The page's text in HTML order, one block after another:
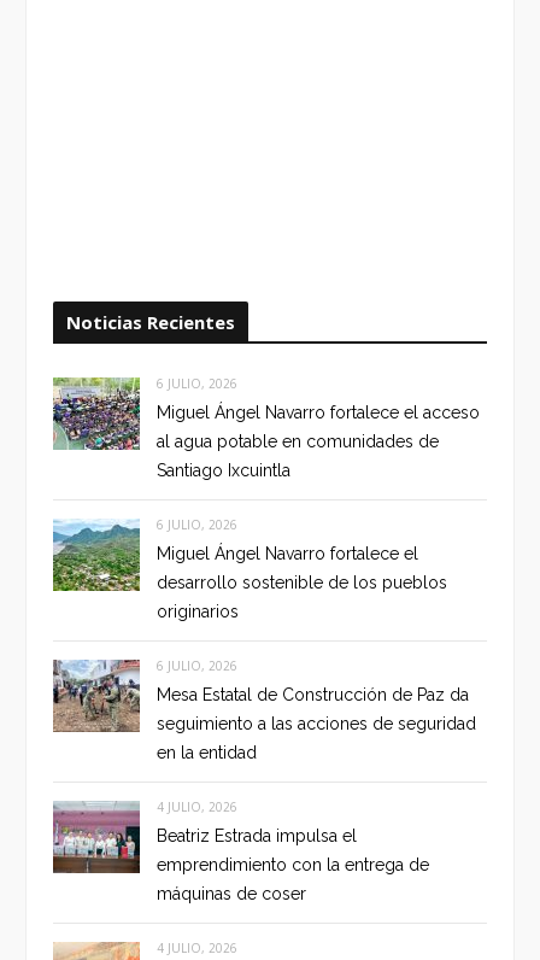
Noticias Recientes
6 JULIO, 2026
Miguel Ángel Navarro fortalece el acceso
al agua potable en comunidades de
Santiago Ixcuintla
6 JULIO, 2026
Miguel Ángel Navarro fortalece el
desarrollo sostenible de los pueblos
originarios
6 JULIO, 2026
Mesa Estatal de Construcción de Paz da
seguimiento a las acciones de seguridad
en la entidad
4 JULIO, 2026
Beatriz Estrada impulsa el
emprendimiento con la entrega de
máquinas de coser
4 JULIO, 2026